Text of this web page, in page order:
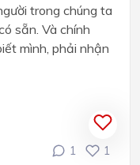
trong chúng ta
sẵn. Và chính
mình, phải nhận
1 1